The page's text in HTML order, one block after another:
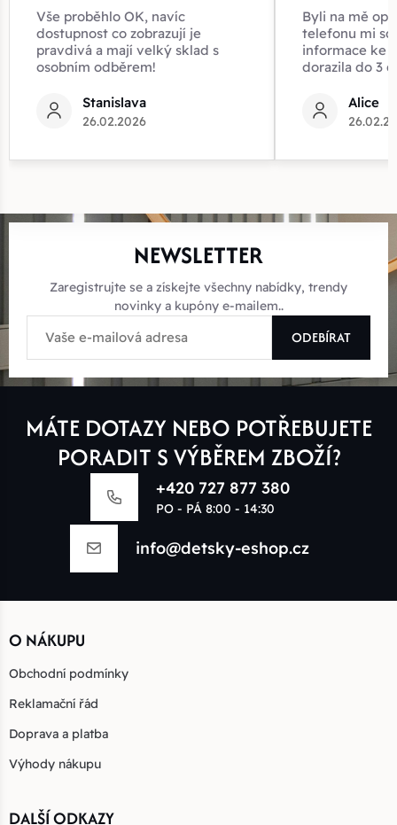
Vše proběhlo OK, navíc
dostupnost co zobrazují je
pravdivá a mají velký sklad s
osobním odběrem!
Stanislava
26.02.2026
Byli na mě
telefonu mi
informace ke
dorazila do 3
Alice
NEWSLETTER
Zaregistrujte se a získejte všechny nabídky, trendy
novinky a kupóny e-mailem..
ODEBÍRAT
MÁTE DOTAZY NEBO POTŘEBUJETE
PORADIT S VÝBĚREM ZBOŽÍ?
+420 727 877 380
PO - PÁ 8:00 - 14:30
info@detsky-eshop.cz
O NÁKUPU
Obchodní podmínky
Reklamační řád
Doprava a platba
Výhody nákupu
DALŠÍ ODKAZY